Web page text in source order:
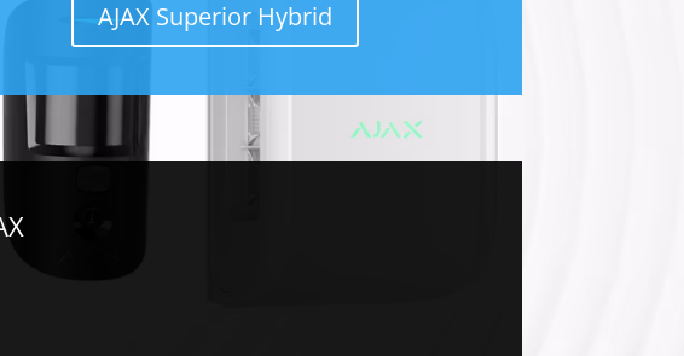
AJAX Superior Hybrid